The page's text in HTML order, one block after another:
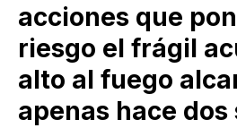
acciones que
riesgo el frágil
alto al fuego
apenas hace dos